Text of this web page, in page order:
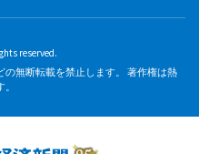
reserved.
無断転載を禁止します。 著作権は熱